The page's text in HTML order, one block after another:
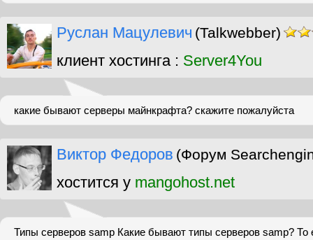
Руслан Мацулевич (Talkwebber)
клиент хостинга : Server4You
какие бывают серверы майнкрафта? скажите пожалуйста
Виктор Федоров (Форум
хостится у mangohost.net
Типы серверов samp Какие бывают типы серверов samp? То